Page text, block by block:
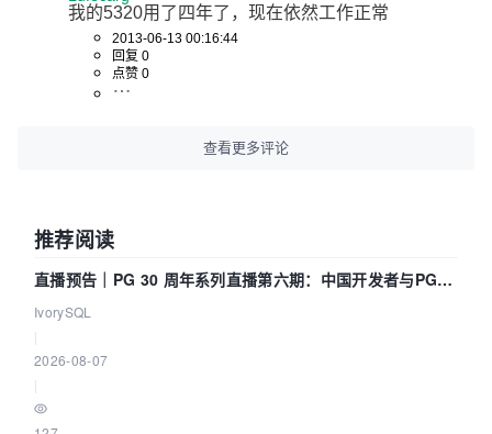
我的5320用了四年了，现在依然工作正常
2013-06-13 00:16:44
回复 0
点赞 0
查看更多评论
推荐阅读
直播预告｜PG 30 周年系列直播第六期：中国开发者与PG内
核——我们改得动吗？我们贡献了什么？
IvorySQL
2026-08-07